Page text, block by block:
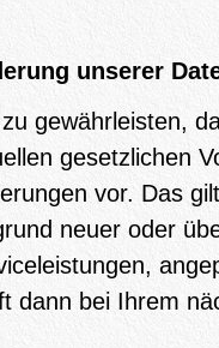
unserer
gewährleisten,
gesetzlichen
vor. Das
neuer oder
dann bei Ihrem